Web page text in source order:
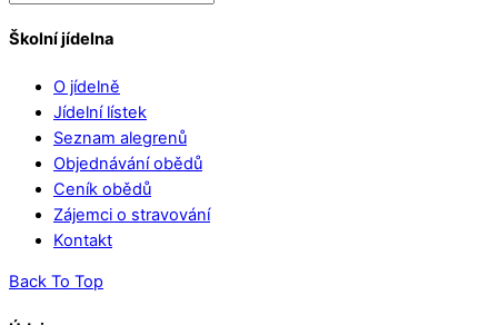
Školní jídelna
O jídelně
Jídelní lístek
Seznam alegrenů
Objednávání obědů
Ceník obědů
Zájemci o stravování
Kontakt
Back To Top